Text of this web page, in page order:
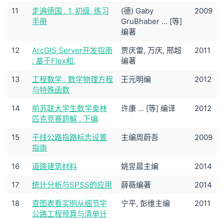
11
走遍德国 . 1, 初级, 练习
手册
(德) Gaby
GruBhaber ... [等]
编著
2009
12
ArcGIS Server开发指南
: 基于Flex和.
贾庆雷, 万庆, 邢超
编著
2011
13
工程数学 , 数学物理方程
与特殊函数
王元明编 2012
14
前苏联大学生数学奥林
匹克竞赛题解 . 下编
许康 ... [等] 编译 2012
15
干线公路指路标志设置
指南
主编周蔚吾 2009
16 道路建筑材料 姚昱晨主编
2014
17
统计分析与SPSS的应用 薛薇编著
2014
18
查图表看实例从细节学
公路工程预算与清单计
宁平, 彭维主编 2011